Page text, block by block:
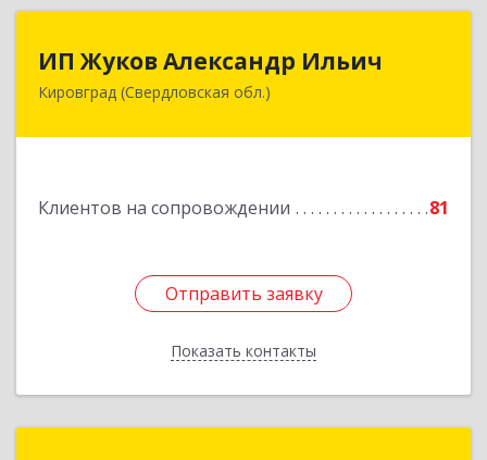
ИП Жуков Александр Ильич
Кировград (Свердловская обл.)
Клиентов на сопровождении 81
Отправить заявку
Показать контакты
624140, Свердловская обл, Кировград г,
Отправить заявку
Назад